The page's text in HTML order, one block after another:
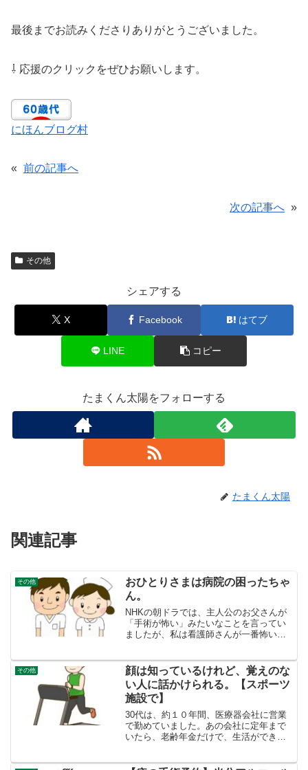
最後までお読みくださりありがとうございました。
⇩ 応援のクリックをぜひお願いします。
にほんブログ村
« 前の記事へ
次の記事へ »
その他
シェアする
X Facebook はてブ
LINE コピー
たまくん太陽をフォローする
たまくん太陽
関連記事
その他
おひとりさまは病院の困ったちゃ
ん。
NHKの朝ドラでは、主人公のお父さんが
「手術が怖い」みたいなことを言ってい
ましたが、私は看護師さんが一番怖い。
とって看護師さんは天使ではないです。
毎日の運動は、できるだ...
その他
顔は知っているけれど、覚えのな
い人に話かけられる。【スポーツ
施設で】
30代は、約１０年間、医療器会社に営業
で勤めていました。あの会社に定年まで
いたら、老齢年金だけで、生活ができた